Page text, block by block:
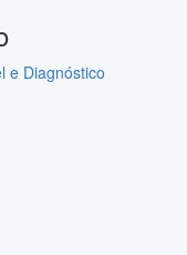
e Diagnóstico